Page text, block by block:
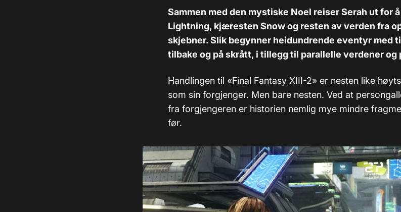
Sammen med den mystiske Noel reiser Serah ut for
Lightning, kjæresten Snow og resten av verden fra
skjebner. Slik begynner heidundrende eventyr med
tilbake og på skrått, i tillegg til parallelle verdener og
Handlingen til «Final Fantasy XIII-2» er nesten like
som sin forgjenger. Men bare nesten. Ved at
fra forgjengeren er historien nemlig mye mindre
før.